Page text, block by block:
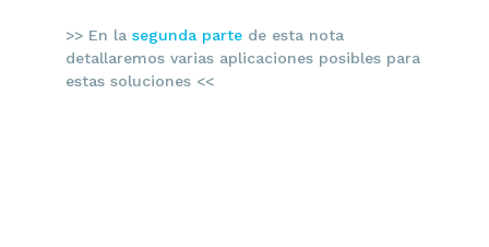
>> En la segunda partede esta nota
detallaremos varias aplicaciones posibles para
estas soluciones <<